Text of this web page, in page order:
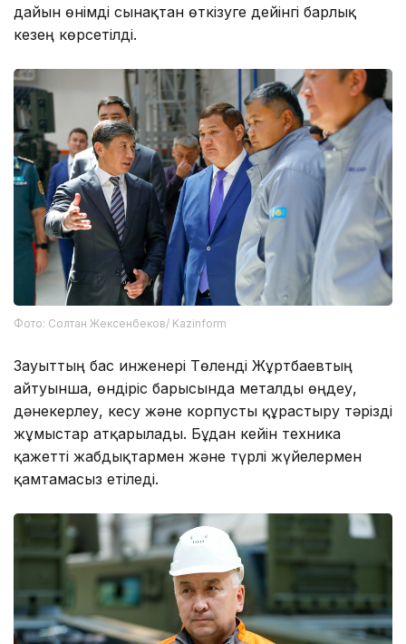
дайын өнімді сынақтан өткізуге дейінгі барлық
кезең көрсетілді.
Фото: Солтан Жексенбеков/ Kazinform
Зауыттың бас инженері Төленді Жұртбаевтың
айтуынша, өндіріс барысында металды өңдеу,
дәнекерлеу, кесу және корпусты құрастыру тәрізді
жұмыстар атқарылады. Бұдан кейін техника
қажетті жабдықтармен және түрлі жүйелермен
қамтамасыз етіледі.